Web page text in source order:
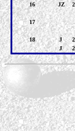
16
JZ
17
18
J
J